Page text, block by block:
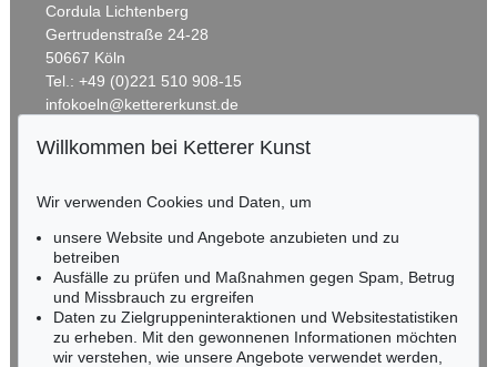
Auktion 448 - Lot 572
Coloured flowers made of paper and ink
, 1971
Ergebnis:€ 41.250
Cordula Lichtenberg
Gertrudenstraße 24-28
50667 Köln
Tel.: +49 (0)221 510 908-15
infokoeln@kettererkunst.de
RHEINLAND-PFALZ
Miriam Heß
Tel.: +49 (0)62 21 58 80-038
Fax: +49 (0)62 21 58 80-595
infoheidelberg@kettererkunst.de
NORDDEUTSCHLAND
Willkommen bei Ketterer Kunst
Wir verwenden Cookies und Daten, um
unsere Website und Angebote anzubieten und zu
betreiben
Ausfälle zu prüfen und Maßnahmen gegen Spam, Betrug
und Missbrauch zu ergreifen
Daten zu Zielgruppeninteraktionen und Websitestatistiken
zu erheben. Mit den gewonnenen Informationen möchten
wir verstehen, wie unsere Angebote verwendet werden,